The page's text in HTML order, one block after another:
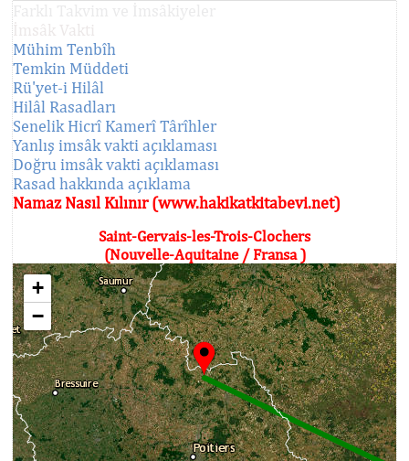
Mühim Tenbîh
Temkin Müddeti
Rü'yet-i Hilâl
Hilâl Rasadları
Senelik Hicrî Kamerî Târîhler
Yanlış imsâk vakti açıklaması
Doğru imsâk vakti açıklaması
Rasad hakkında açıklama
Namaz Nasıl Kılınır (www.hakikatkitabevi.net)
Saint-Gervais-les-Trois-Clochers
(Nouvelle-Aquitaine / Fransa )
+
−